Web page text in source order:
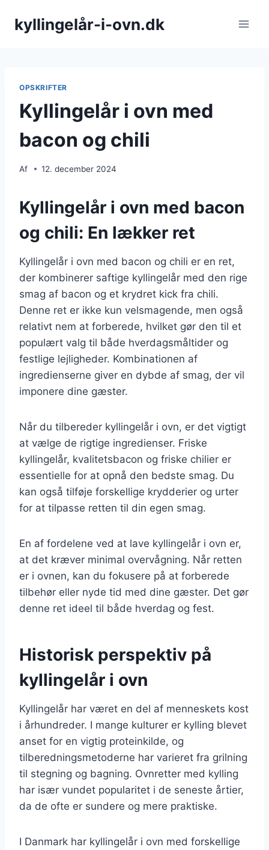
kyllingelår-i-ovn.dk
OPSKRIFTER
Kyllingelår i ovn med
bacon og chili
Af 12. december 2024
Kyllingelår i ovn med bacon
og chili: En lækker ret
Kyllingelår i ovn med bacon og chili er en ret,
der kombinerer saftige kyllingelår med den rige
smag af bacon og et krydret kick fra chili.
Denne ret er ikke kun velsmagende, men også
relativt nem at forberede, hvilket gør den til et
populært valg til både hverdagsmåltider og
festlige lejligheder. Kombinationen af
ingredienserne giver en dybde af smag, der vil
imponere dine gæster.
Når du tilbereder kyllingelår i ovn, er det vigtigt
at vælge de rigtige ingredienser. Friske
kyllingelår, kvalitetsbacon og friske chilier er
essentielle for at opnå den bedste smag. Du
kan også tilføje forskellige krydderier og urter
for at tilpasse retten til din egen smag.
En af fordelene ved at lave kyllingelår i ovn er,
at det kræver minimal overvågning. Når retten
er i ovnen, kan du fokusere på at forberede
tilbehør eller nyde tid med dine gæster. Det gør
denne ret ideel til både hverdag og fest.
Historisk perspektiv på
kyllingelår i ovn
Kyllingelår har været en del af menneskets kost
i århundreder. I mange kulturer er kylling blevet
anset for en vigtig proteinkilde, og
tilberedningsmetoderne har varieret fra grilning
til stegning og bagning. Ovnretter med kylling
har især vundet popularitet i de seneste årtier,
da de ofte er sundere og mere praktiske.
I Danmark har kyllingelår i ovn med forskellige